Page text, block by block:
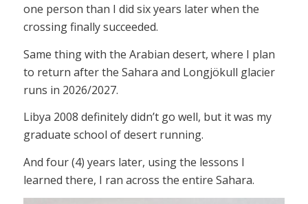
one person than I did six years later when the
crossing finally succeeded.
Same thing with the Arabian desert, where I plan
to return after the Sahara and Longjökull glacier
runs in 2026/2027.
Libya 2008 definitely didn’t go well, but it was my
graduate school of desert running.
And four (4) years later, using the lessons I
learned there, I ran across the entire Sahara.